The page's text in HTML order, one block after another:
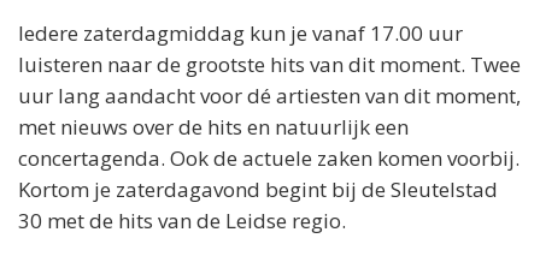
Iedere zaterdagmiddag kun je vanaf 17.00 uur
luisteren naar de grootste hits van dit moment. Twee
uur lang aandacht voor dé artiesten van dit moment,
met nieuws over de hits en natuurlijk een
concertagenda. Ook de actuele zaken komen voorbij.
Kortom je zaterdagavond begint bij de Sleutelstad
30 met de hits van de Leidse regio.